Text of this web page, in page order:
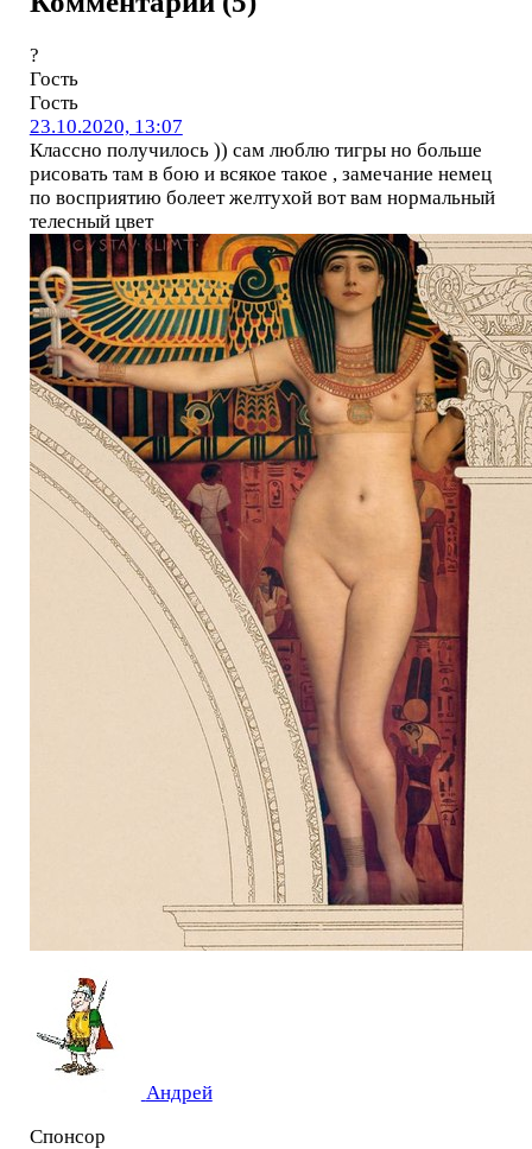
?
Гость
Гость
23.10.2020, 13:07
Классно получилось )) сам люблю тигры но больше
рисовать там в бою и всякое такое , замечание немец
по восприятию болеет желтухой вот вам нормальный
телесный цвет
Андрей
Спонсор